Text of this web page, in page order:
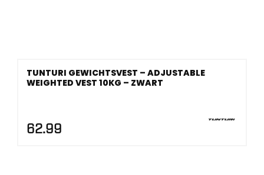
TUNTURI GEWICHTSVEST – ADJUSTABLE
WEIGHTED VEST 10KG – ZWART
62.99